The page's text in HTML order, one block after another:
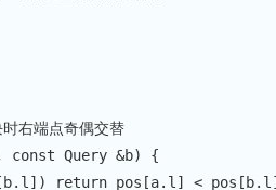
右端点奇偶交替
const Query &b)
{
[ b. l ] ) return pos [a. l ] < pos [ b. l ]